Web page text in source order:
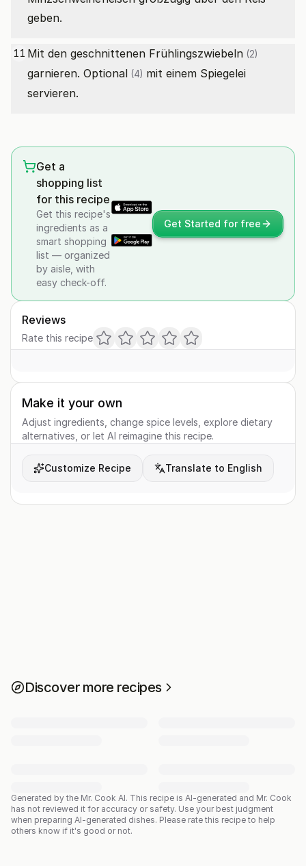
geben.
11 Mit den geschnittenen Frühlingszwiebeln (2)
garnieren. Optional (4) mit einem Spiegelei
servieren.
Get a
shopping list
for this recipe
Get this recipe's
ingredients as a
smart shopping
list — organized
by aisle, with
easy check-off.
Get Started for free
Reviews
Rate this recipe
Make it your own
Adjust ingredients, change spice levels, explore dietary
alternatives, or let AI reimagine this recipe.
Customize Recipe Translate to English
Discover more recipes
Generated by the Mr. Cook AI. This recipe is AI-generated and Mr. Cook
has not reviewed it for accuracy or safety. Use your best judgment
when preparing AI-generated dishes. Please rate this recipe to help
others know if it's good or not.